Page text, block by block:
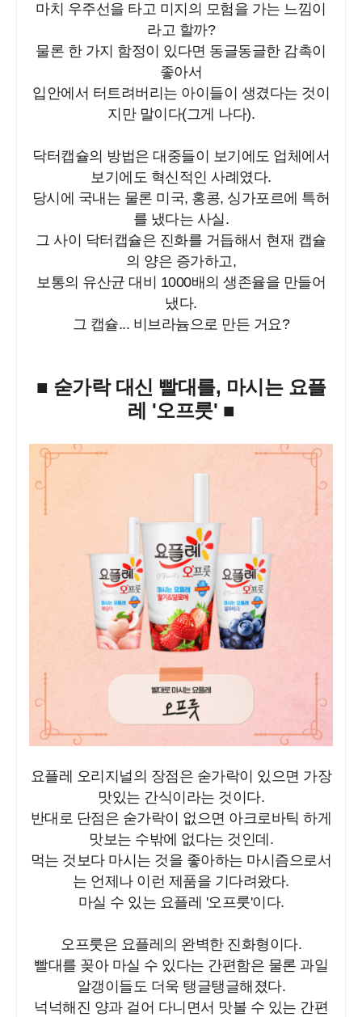
마치 우주선을 타고 미지의 모험을 가는 느낌이
라고 할까?
물론 한 가지 함정이 있다면 동글동글한 감촉이
좋아서
입안에서 터트려버리는 아이들이 생겼다는 것이
지만 말이다(그게 나다).
닥터캡슐의 방법은 대중들이 보기에도 업체에서
보기에도 혁신적인 사례였다.
당시에 국내는 물론 미국, 홍콩, 싱가포르에 특허
를 냈다는 사실.
그 사이 닥터캡슐은 진화를 거듭해서 현재 캡슐
의 양은 증가하고,
보통의 유산균 대비 1000배의 생존율을 만들어
냈다.
그 캡슐... 비브라늄으로 만든 거요?
■ 숟가락 대신 빨대를, 마시는 요플
레 '오프룻' ■
요플레 오리지널의 장점은 숟가락이 있으면 가장
맛있는 간식이라는 것이다.
반대로 단점은 숟가락이 없으면 아크로바틱 하게
맛보는 수밖에 없다는 것인데.
먹는 것보다 마시는 것을 좋아하는 마시즘으로서
는 언제나 이런 제품을 기다려왔다.
마실 수 있는 요플레 '오프룻'이다.
오프룻은 요플레의 완벽한 진화형이다.
빨대를 꽂아 마실 수 있다는 간편함은 물론 과일
알갱이들도 더욱 탱글탱글해졌다.
넉넉해진 양과 걸어 다니면서 맛볼 수 있는 간편